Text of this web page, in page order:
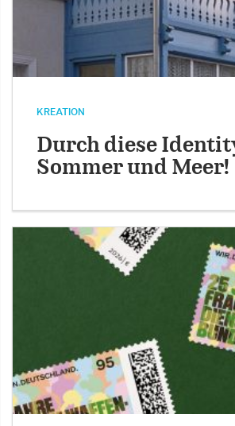
KREATION
Durch diese
Sommer und Meer!